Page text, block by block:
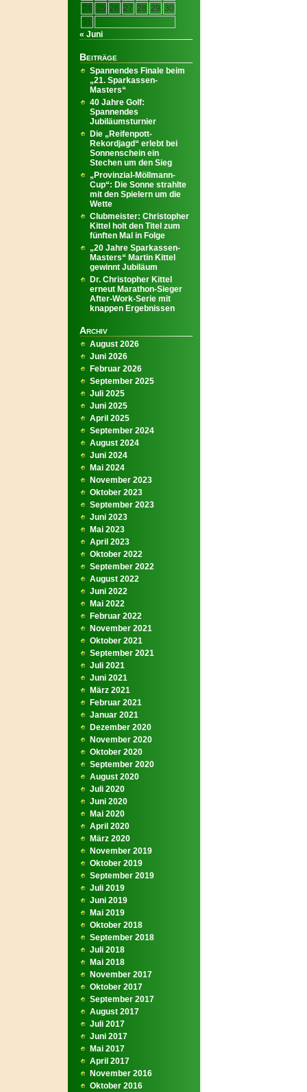
24 25 26 27 28 29 30
31
« Juni
Beiträge
Spannendes Finale beim
„21. Sparkassen-
Masters“
40 Jahre Golf:
Spannendes
Jubiläumsturnier
Die „Reifenpott-
Rekordjagd“ erlebt bei
Sonnenschein ein
Stechen um den Sieg
„Provinzial-Möllmann-
Cup“: Die Sonne strahlte
mit den Spielern um die
Wette
Clubmeister: Christopher
Kittel holt den Titel zum
fünften Mal in Folge
„20 Jahre Sparkassen-
Masters“ Martin Kittel
gewinnt Jubiläum
Dr. Christopher Kittel
erneut Marathon-Sieger
After-Work-Serie mit
knappen Ergebnissen
Archiv
August 2026
Juni 2026
Februar 2026
September 2025
Juli 2025
Juni 2025
April 2025
September 2024
August 2024
Juni 2024
Mai 2024
November 2023
Oktober 2023
September 2023
Juni 2023
Mai 2023
April 2023
Oktober 2022
September 2022
August 2022
Juni 2022
Mai 2022
Februar 2022
November 2021
Oktober 2021
September 2021
Juli 2021
Juni 2021
März 2021
Februar 2021
Januar 2021
Dezember 2020
November 2020
Oktober 2020
September 2020
August 2020
Juli 2020
Juni 2020
Mai 2020
April 2020
März 2020
November 2019
Oktober 2019
September 2019
Juli 2019
Juni 2019
Mai 2019
Oktober 2018
September 2018
Juli 2018
Mai 2018
November 2017
Oktober 2017
September 2017
August 2017
Juli 2017
Juni 2017
Mai 2017
April 2017
November 2016
Oktober 2016